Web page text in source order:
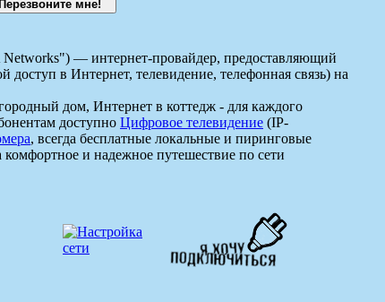
— интернет-провайдер, предоставляющий
доступ в Интернет, телевидение, телефонная связь) на
дом, Интернет в коттедж - для каждого
доступно Цифровое телевидение (IP-
, всегда бесплатные локальные и пиринговые
и надежное путешествие по сети